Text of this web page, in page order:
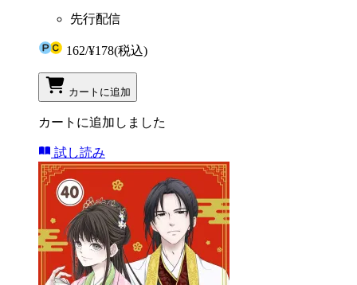
先行配信
162/¥178(税込)
カートに追加
カートに追加しました
試し読み